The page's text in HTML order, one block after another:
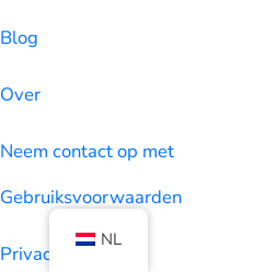
Blog
Over
Neem contact op met
Gebruiksvoorwaarden
Privacy
NL